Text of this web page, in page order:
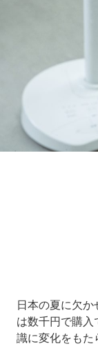
日本の夏に欠
は数千円で購入
識に変化をもた